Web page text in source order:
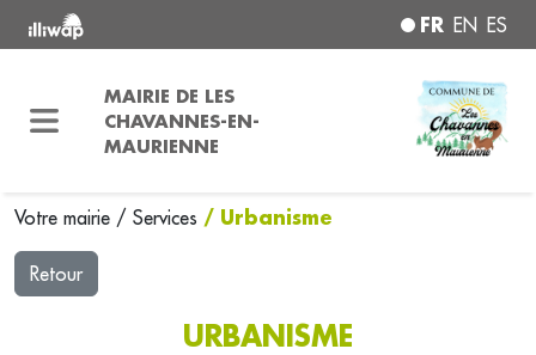
FR EN ES
MAIRIE DE LES
CHAVANNES-EN-
MAURIENNE
Votre mairie / Services / Urbanisme
Retour
URBANISME